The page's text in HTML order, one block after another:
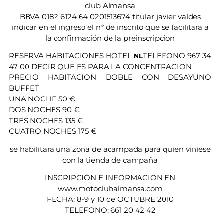
club Almansa
BBVA 0182 6124 64 0201513674 titular javier valdes
indicar en el ingreso el nº de inscrito que se facilitara a
la confirmación de la preinscripcion
RESERVA HABITACIONES HOTEL NLTELEFONO 967 34
47 00 DECIR QUE ES PARA LA CONCENTRACION
PRECIO HABITACION DOBLE CON DESAYUNO
BUFFET
UNA NOCHE 50 €
DOS NOCHES 90 €
TRES NOCHES 135 €
CUATRO NOCHES 175 €
se habilitara una zona de acampada para quien viniese
con la tienda de campaña
INSCRIPCIÓN E INFORMACION EN
www.motoclubalmansa.com
FECHA: 8-9 y 10 de OCTUBRE 2010
TELEFONO: 661 20 42 42